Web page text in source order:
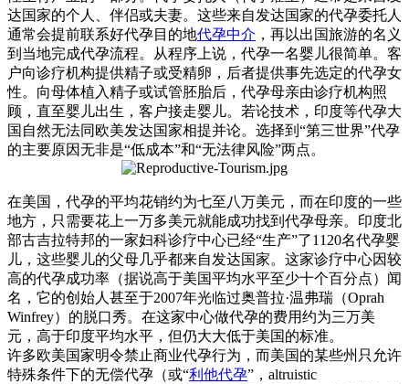
达国家的个人、伴侣或夫妻。这些来自发达国家的代孕委托人
通常会提前联系好代孕目的地代孕中介 ，再以出国旅游的名义
到当地完成代孕流程。从程序上说，代孕一名婴儿很简单。客
户向诊疗机构提供精子或受精卵，后者提供事先选定的代孕女
性。向母体植入精子或试管胚胎后，代孕母亲由诊疗机构照
顾，直至婴儿出生，客户接走婴儿。若论技术，印度等代孕大
国自然无法同欧美发达国家相提并论。选择到“第三世界”代孕
的主要原因无非是“低成本”和“无法律风险”两点。
在美国，代孕的平均花销约为七至八万美元，而在印度的一些
地方，只需要花上一万多美元就能成功找到代孕母亲。印度北
部古吉拉特邦的一家妇科诊疗中心已经“生产”了1120名代孕婴
儿，这些婴儿的父母几乎都来自发达国家。这家诊疗中心因较
高的代孕成功率（据说高于美国平均水平至少十个百分点）闻
名，它的创始人甚至于2007年光临过奥普拉·温弗瑞（Oprah
Winfrey）的脱口秀。在这家中心做代孕的费用约为三万美
元，高于印度平均水平，但仍大大低于美国的标准。
许多欧美国家明令禁止商业代孕行为，而美国的某些州只允许
特殊条件下的无偿代孕（或“利他代孕”，altruistic